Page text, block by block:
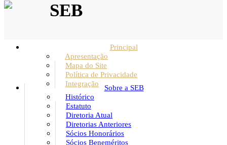
SEB
Principal
Apresentação
Mapa do Site
Política de Privacidade
Integração
Sobre a SEB
Histórico
Estatuto
Diretoria Atual
Diretorias Anteriores
Sócios Honorários
Sócios Beneméritos